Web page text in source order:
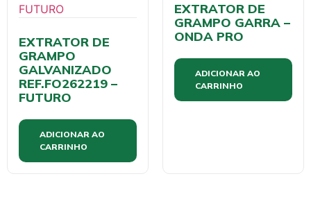
EXTRATOR DE
GRAMPO
GALVANIZADO
REF.FO262219 –
FUTURO
ADICIONAR AO
CARRINHO
EXTRATOR DE
GRAMPO GARRA –
ONDA PRO
ADICIONAR AO
CARRINHO